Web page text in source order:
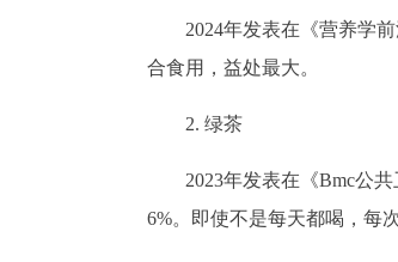
2024年发表在《营养学
合食用，益处最大。
2. 绿茶
2023年发表在《Bmc公
6%。即使不是每天都喝，每